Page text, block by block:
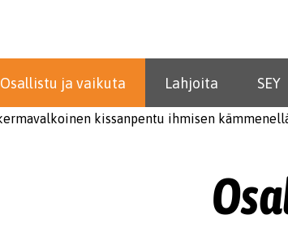
Osallistu ja vaikuta Lahjoita SEY